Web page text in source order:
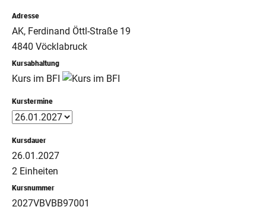
Adresse
AK, Ferdinand Öttl-Straße 19
4840 Vöcklabruck
Kursabhaltung
Kurs im BFI
Kurstermine
Kursdauer
26.01.2027
2 Einheiten
Kursnummer
2027VBVBB97001